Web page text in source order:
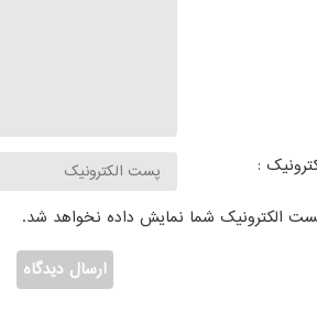
:
الکترونیک شما نمایش داده نخواهد شد.